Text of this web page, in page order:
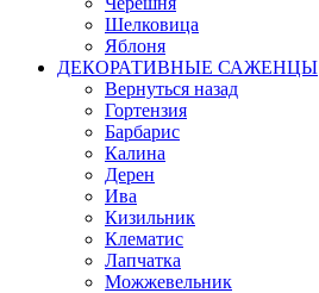
Шелковица
Яблоня
ДЕКОРАТИВНЫЕ САЖЕНЦЫ
Вернуться назад
Гортензия
Барбарис
Калина
Дерен
Ива
Кизильник
Клематис
Лапчатка
Можжевельник